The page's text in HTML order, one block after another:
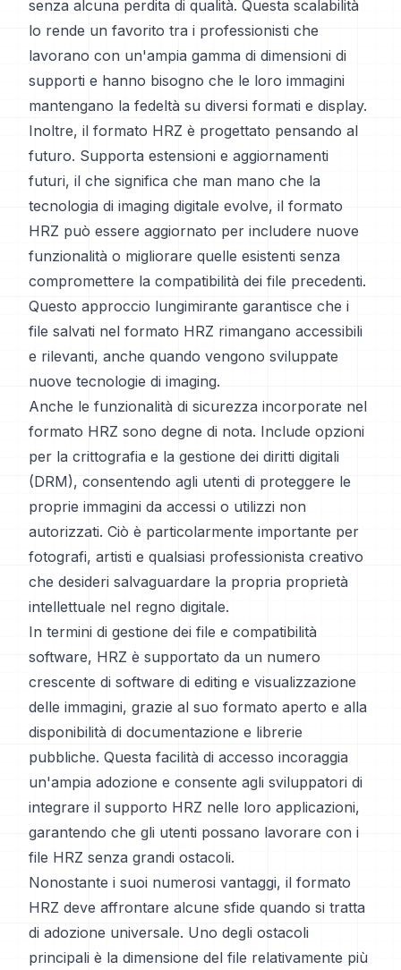
senza alcuna perdita di qualità. Questa scalabilità
lo rende un favorito tra i professionisti che
lavorano con un'ampia gamma di dimensioni di
supporti e hanno bisogno che le loro immagini
mantengano la fedeltà su diversi formati e display.
Inoltre, il formato HRZ è progettato pensando al
futuro. Supporta estensioni e aggiornamenti
futuri, il che significa che man mano che la
tecnologia di imaging digitale evolve, il formato
HRZ può essere aggiornato per includere nuove
funzionalità o migliorare quelle esistenti senza
compromettere la compatibilità dei file precedenti.
Questo approccio lungimirante garantisce che i
file salvati nel formato HRZ rimangano accessibili
e rilevanti, anche quando vengono sviluppate
nuove tecnologie di imaging.
Anche le funzionalità di sicurezza incorporate nel
formato HRZ sono degne di nota. Include opzioni
per la crittografia e la gestione dei diritti digitali
(DRM), consentendo agli utenti di proteggere le
proprie immagini da accessi o utilizzi non
autorizzati. Ciò è particolarmente importante per
fotografi, artisti e qualsiasi professionista creativo
che desideri salvaguardare la propria proprietà
intellettuale nel regno digitale.
In termini di gestione dei file e compatibilità
software, HRZ è supportato da un numero
crescente di software di editing e visualizzazione
delle immagini, grazie al suo formato aperto e alla
disponibilità di documentazione e librerie
pubbliche. Questa facilità di accesso incoraggia
un'ampia adozione e consente agli sviluppatori di
integrare il supporto HRZ nelle loro applicazioni,
garantendo che gli utenti possano lavorare con i
file HRZ senza grandi ostacoli.
Nonostante i suoi numerosi vantaggi, il formato
HRZ deve affrontare alcune sfide quando si tratta
di adozione universale. Uno degli ostacoli
principali è la dimensione del file relativamente più